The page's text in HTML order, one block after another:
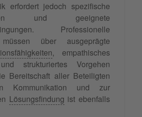
erfordert jedoch spezifische
und geeignete
Professionelle
über ausgeprägte
, empathisches
strukturiertes Vorgehen
Bereitschaft aller Beteiligten
Kommunikation und zur
Lösungsfindung ist ebenfalls